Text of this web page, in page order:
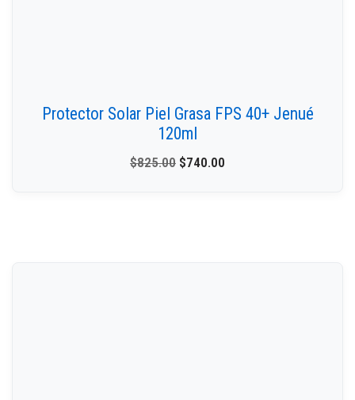
Protector Solar Piel Grasa FPS 40+ Jenué
120ml
$825.00 $740.00